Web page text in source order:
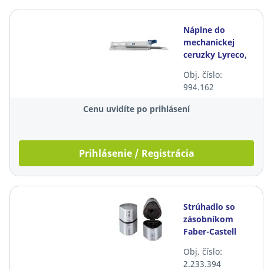
Náplne do
mechanickej
ceruzky Lyreco,
ks/bal
Obj. číslo:
994.162
Cenu uvidíte po prihlásení
Prihlásenie / Registrácia
Strúhadlo so
zásobníkom
Faber-Castell
strieborné
Obj. číslo:
2.233.394